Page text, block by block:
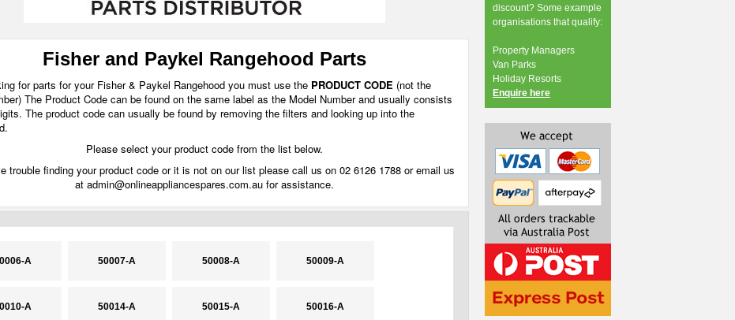
Fisher and Paykel Rangehood Parts
for parts for your Fisher & Paykel Rangehood you must use the PRODUCT CODE (not the
The Product Code can be found on the same label as the Model Number and usually consists
The product code can usually be found by removing the filters and looking up into the
Please select your product code from the list below.
trouble finding your product code or it is not on our list please call us on 02 6126 1788 or email us
at admin@onlineappliancespares.com.au for assistance.
A 50007-A 50008-A 50009-A
A 50014-A 50015-A 50016-A
discount? Some example
organisations that qualify:
Property Managers
Van Parks
Holiday Resorts
Enquire here